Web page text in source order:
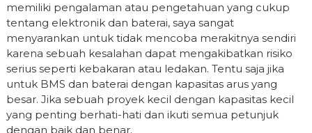
memiliki pengalaman atau pengetahuan yang cukup
tentang elektronik dan baterai, saya sangat
menyarankan untuk tidak mencoba merakitnya sendiri
karena sebuah kesalahan dapat mengakibatkan risiko
serius seperti kebakaran atau ledakan. Tentu saja jika
untuk BMS dan baterai dengan kapasitas arus yang
besar. Jika sebuah proyek kecil dengan kapasitas kecil
yang penting berhati-hati dan ikuti semua petunjuk
dengan baik dan benar.